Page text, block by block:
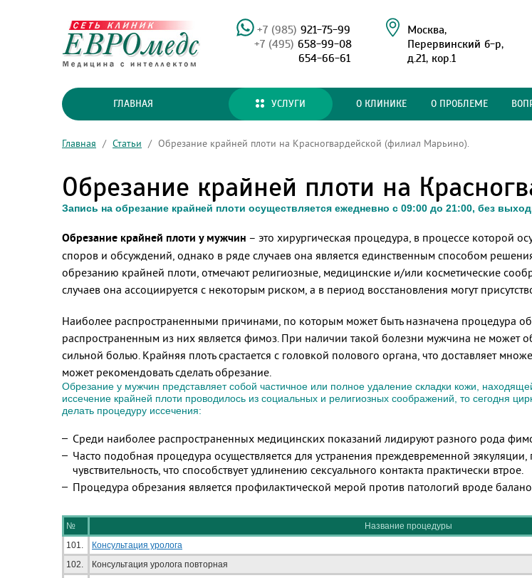
+7 (985) 921-75-99
+7 (495) 658-99-08
654-66-61
Москва,
Перервинский б-р,
д.21, кор.1
ГЛАВНАЯ УСЛУГИ О КЛИНИКЕ О ПРОБЛЕМЕ
Главная / Статьи / Обрезание крайней плоти на Красногвардейской (филиал Марьино).
Обрезание крайней плоти на
Запись на обрезание крайней плоти осуществляется ежедневно с 09:00 до 21:00, без
Обрезание крайней плоти у мужчин – это хирургическая процедура, в процессе которой
споров и обсуждений, однако в ряде случаев она является единственным способом
обрезанию крайней плоти, отмечают религиозные, медицинские и/или косметические
случаев она ассоциируется с некоторым риском, а в период восстановления могут
Наиболее распространенными причинами, по которым может быть назначена процедура
распространенным из них является фимоз. При наличии такой болезни мужчина не может
сильной болью. Крайняя плоть срастается с головкой полового органа, что доставляет
может рекомендовать сделать обрезание.
Обрезание у мужчин представляет собой частичное или полное удаление складки кожи,
иссечение крайней плоти проводилось из социальных и религиозных соображений, то сегодня
делать процедуру иссечения:
Среди наиболее распространенных медицинских показаний лидируют разного рода
Часто подобная процедура осуществляется для устранения преждевременной эякуляции,
чувствительность, что способствует удлинению сексуального контакта практически втрое.
Процедура обрезания является профилактической мерой против патологий вроде
№ Название процедуры
101.
Консультация уролога
102.
Консультация уролога повторная